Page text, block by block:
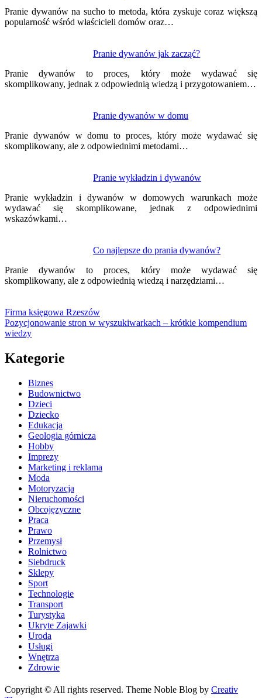
Pranie dywanów na sucho to metoda, która zyskuje coraz większą
popularność wśród właścicieli domów oraz…
Pranie dywanów jak zacząć?
Pranie dywanów to proces, który może wydawać się
skomplikowany, jednak z odpowiednią wiedzą i przygotowaniem…
Pranie dywanów w domu
Pranie dywanów w domu to proces, który może wydawać się
skomplikowany, ale z odpowiednimi metodami…
Pranie wykładzin i dywanów
Pranie wykładzin i dywanów w domowych warunkach może
wydawać się skomplikowane, jednak z odpowiednimi
wskazówkami…
Co najlepsze do prania dywanów?
Pranie dywanów to proces, który może wydawać się
skomplikowany, ale z odpowiednią wiedzą i narzędziami…
wpisu
Firma księgowa Rzeszów
Pozycjonowanie stron w wyszukiwarkach – krótkie kompendium
wiedzy
Kategorie
Biznes
Budownictwo
Dzieci
Dziecko
Edukacja
Geologia górnicza
Hobby
Imprezy
Marketing i reklama
Moda
Motoryzacja
Nieruchomości
Obcojęzyczne
Praca
Prawo
Przemysł
Rolnictwo
Siebdruck
Sklepy
Sport
Technologie
Transport
Turystyka
Ukryte Zajawki
Uroda
Usługi
Wnętrza
Zdrowie
Copyright © All rights reserved. Theme Noble Blog by Creativ